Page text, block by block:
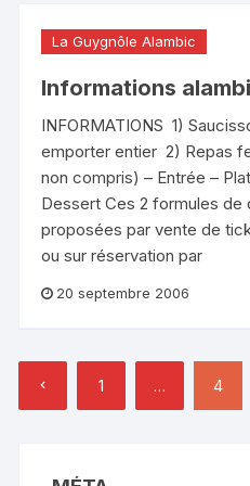
La Guygnôle Alambic
Informations
INFORMATIONS 1)
emporter entier 2) Repas
non compris) – Entrée –
Dessert Ces 2 formules
proposées par vente de
ou sur réservation par
20 septembre 2006
Pagination
des
publications
1 … 4